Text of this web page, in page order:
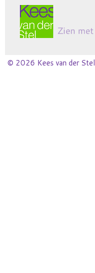
© 2026 Kees van der Stel